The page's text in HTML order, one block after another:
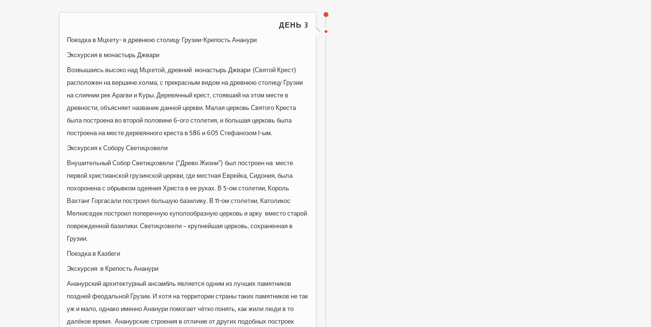
ДЕНЬ 3
Поездка в Мцхету- в древнюю столицу Грузии-Крепость Ананури
Экскурсия в монастырь Джвари
Возвышаясь высоко над Мцхетой, древний монастырь Джвари (Святой Крест)
расположен на вершине холма, с прекрасным видом на древнюю столицу Грузии
на слиянии рек Арагви и Куры. Деревянный крест, стоявший на этом месте в
древности, объясняет название данной церкви. Малая церковь Святого Креста
была построена во второй половине 6-ого столетия, и большая церковь была
построена на месте деревянного креста в 586 и 605 Стефанозом I-ым.
Экскурсия к Собору Светицховели
Внушительный Собор Светицховели (“Древо Жизни”) был построен на месте
первой христианской грузинской церкви, где местная Еврейка, Сидония, была
похоронена с обрывком одеяния Христа в ее руках. В 5-ом столетии, Король
Вахтанг Горгасали построил большую базилику. В 11-ом столетии, Католикос
Мелкиседек построил поперечную куполообразную церковь и арку вместо старой
поврежденной базилики. Светицховели – крупнейшая церковь, сохраненная в
Грузии.
Поездка в Казбеги
Экскурсия в Крепость Ананури
Ананурский архитектурный ансамбль является одним из лучших памятников
поздней феодальной Грузии. И хотя на территории страны таких памятников не так
уж и мало, однако именно Ананури помогает чётко понять, как жили люди в то
далёкое время. Ананурские строения в отличие от других подобных построек